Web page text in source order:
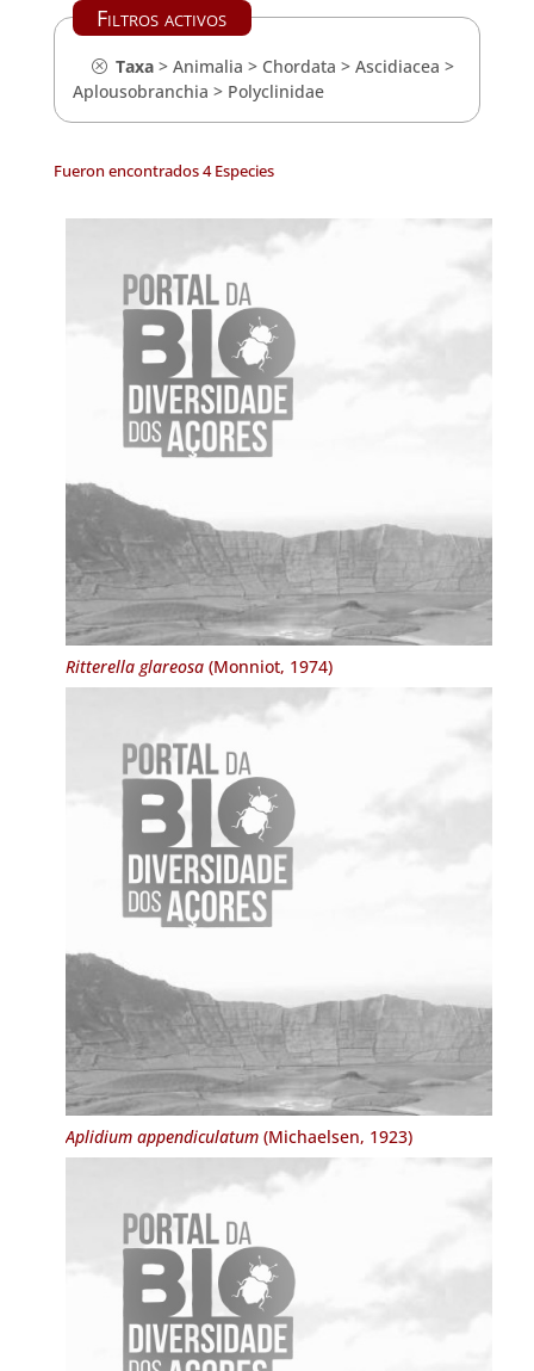
Filtros activos
Taxa> Animalia > Chordata > Ascidiacea >
Aplousobranchia > Polyclinidae
Fueron encontrados 4 Especies
Ritterella glareosa(Monniot, 1974)
Aplidium appendiculatum(Michaelsen, 1923)